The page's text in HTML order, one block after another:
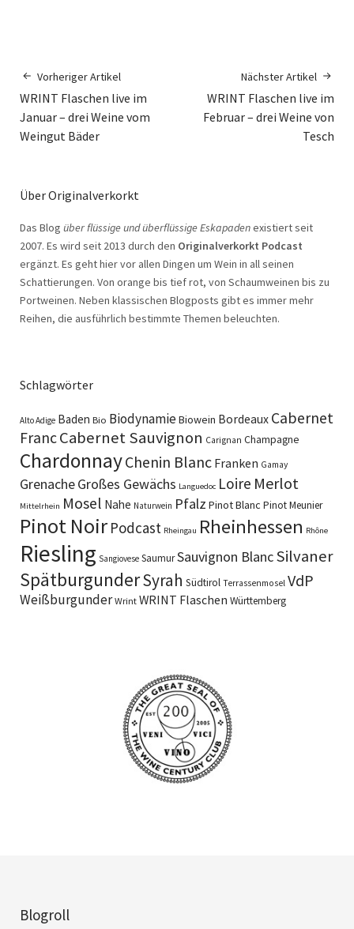
Vorheriger Artikel
WRINT Flaschen live im
Januar – drei Weine vom
Weingut Bäder
Nächster Artikel
WRINT Flaschen live im
Februar – drei Weine von
Tesch
Über Originalverkorkt
Das Blog über flüssige und überflüssige Eskapadenexistiert seit
2007. Es wird seit 2013 durch den Originalverkorkt Podcast
ergänzt. Es geht hier vor allen Dingen um Wein in all seinen
Schattierungen. Von orange bis tief rot, von Schaumweinen bis zu
Portweinen. Neben klassischen Blogposts gibt es immer mehr
Reihen, die ausführlich bestimmte Themen beleuchten.
Schlagwörter
Alto Adige Baden Bio BiodynamieBiowein Bordeaux Cabernet
FrancCabernet Sauvignon Carignan Champagne
ChardonnayChenin Blanc Franken Gamay
GrenacheGroßes Gewächs Languedoc Loire Merlot
Mittelrhein Mosel Nahe Naturwein Pfalz Pinot Blanc Pinot Meunier
Pinot Noir Podcast Rheingau Rheinhessen Rhône
Riesling Sangiovese SaumurSauvignon BlancSilvaner
SpätburgunderSyrah Südtirol Terrassenmosel VdP
Weißburgunder Wrint WRINT Flaschen Württemberg
Blogroll